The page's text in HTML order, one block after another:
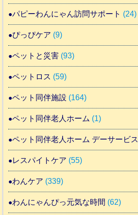
パピーわんにゃん訪問サポート (24)
ぴっぴケア (9)
ペットと災害 (93)
ペットロス (59)
ペット同伴施設 (164)
ペット同伴老人ホーム (1)
ペット同伴老人ホーム デーサービス
レスパイトケア (55)
わんケア (339)
わんにゃんぴっ元気な時間 (62)